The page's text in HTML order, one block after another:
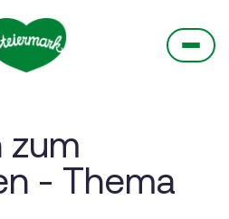
zum
- Thema